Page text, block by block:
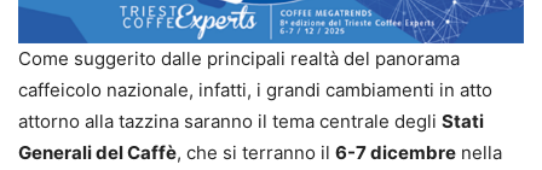
Come suggerito dalle principali realtà del panorama
caffeicolo nazionale, infatti, i grandi cambiamenti in atto
attorno alla tazzina saranno il tema centrale degli Stati
Generali del Caffè, che si terranno il 6-7 dicembre nella